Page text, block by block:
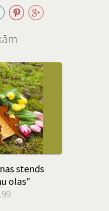
stends
olas"